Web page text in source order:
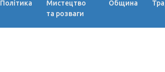
Політика
Мистецтво
та розваги
Община